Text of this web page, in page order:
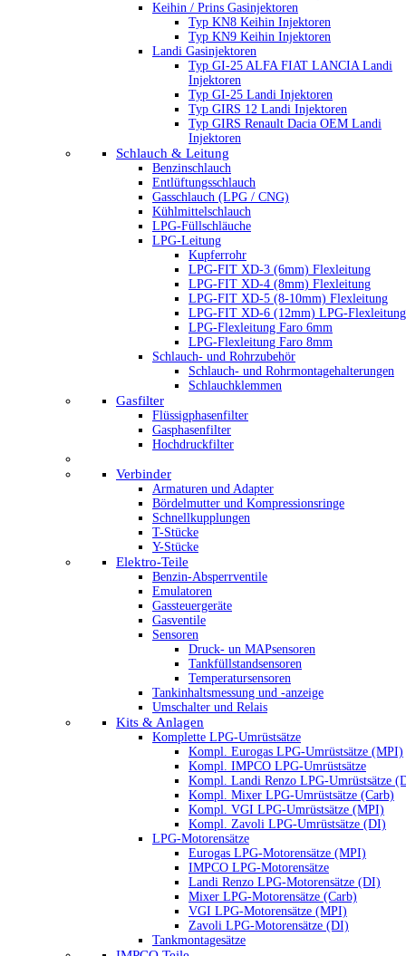
Keihin / Prins Gasinjektoren
Typ KN8 Keihin Injektoren
Typ KN9 Keihin Injektoren
Landi Gasinjektoren
Typ GI-25 ALFA FIAT LANCIA Landi
Injektoren
Typ GI-25 Landi Injektoren
Typ GIRS 12 Landi Injektoren
Typ GIRS Renault Dacia OEM Landi
Injektoren
Schlauch & Leitung
Benzinschlauch
Entlüftungsschlauch
Gasschlauch (LPG / CNG)
Kühlmittelschlauch
LPG-Füllschläuche
LPG-Leitung
Kupferrohr
LPG-FIT XD-3 (6mm) Flexleitung
LPG-FIT XD-4 (8mm) Flexleitung
LPG-FIT XD-5 (8-10mm) Flexleitung
LPG-FIT XD-6 (12mm) LPG-Flexleitung
LPG-Flexleitung Faro 6mm
LPG-Flexleitung Faro 8mm
Schlauch- und Rohrzubehör
Schlauch- und Rohrmontagehalterungen
Schlauchklemmen
Gasfilter
Flüssigphasenfilter
Gasphasenfilter
Hochdruckfilter
Verbinder
Armaturen und Adapter
Bördelmutter und Kompressionsringe
Schnellkupplungen
T-Stücke
Y-Stücke
Elektro-Teile
Benzin-Absperrventile
Emulatoren
Gassteuergeräte
Gasventile
Sensoren
Druck- un MAPsensoren
Tankfüllstandsensoren
Temperatursensoren
Tankinhaltsmessung und -anzeige
Umschalter und Relais
Kits & Anlagen
Komplette LPG-Umrüstsätze
Kompl. Eurogas LPG-Umrüstsätze (MPI)
Kompl. IMPCO LPG-Umrüstsätze
Kompl. Landi Renzo LPG-Umrüstsätze
Kompl. Mixer LPG-Umrüstsätze (Carb)
Kompl. VGI LPG-Umrüstsätze (MPI)
Kompl. Zavoli LPG-Umrüstsätze (DI)
LPG-Motorensätze
Eurogas LPG-Motorensätze (MPI)
IMPCO LPG-Motorensätze
Landi Renzo LPG-Motorensätze (DI)
Mixer LPG-Motorensätze (Carb)
VGI LPG-Motorensätze (MPI)
Zavoli LPG-Motorensätze (DI)
Tankmontagesätze